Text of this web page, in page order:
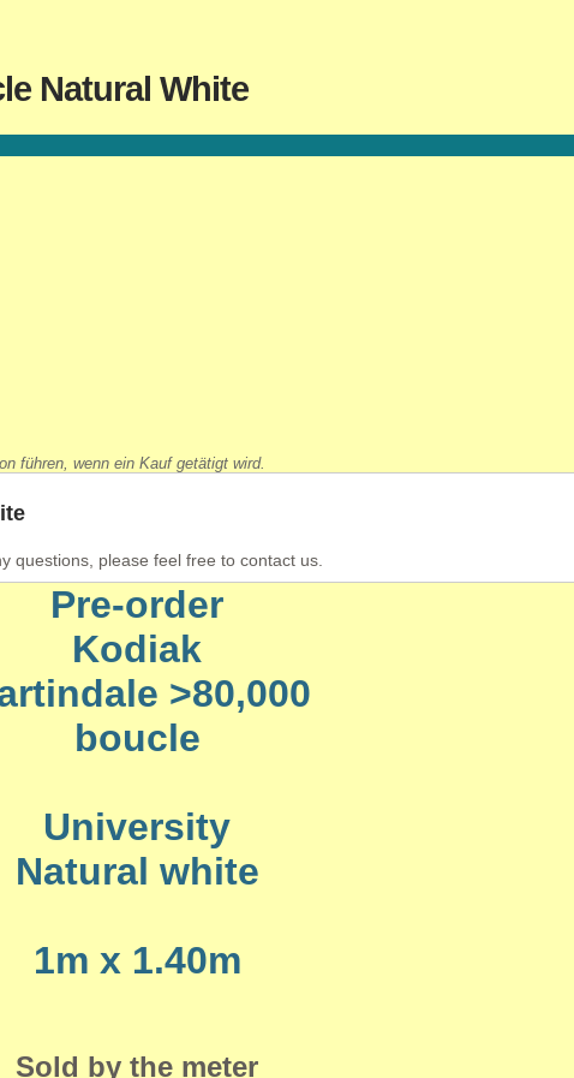
Natural White
führen, wenn ein Kauf getätigt wird.
questions, please feel free to contact us.
Pre-order
Kodiak
>80,000
boucle
University
Natural white
1m x 1.40m
Sold by the meter